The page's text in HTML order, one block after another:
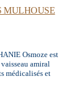
MULHOUSE
Osmoze est
amiral
médicalisés et